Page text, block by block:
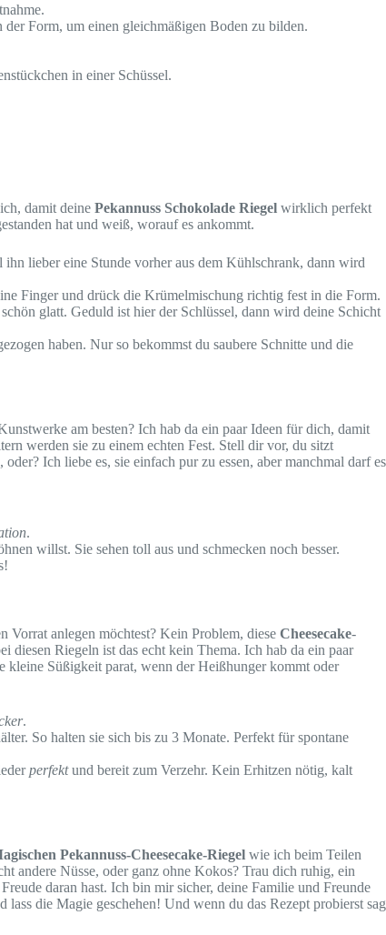
Form, um einen gleichmäßigen Boden zu bilden.
in einer Schüssel.
damit deine Pekannuss Schokolade Riegel wirklich perfekt
hat und weiß, worauf es ankommt.
ihn lieber eine Stunde vorher aus dem Kühlschrank, dann wird
Finger und drück die Krümelmischung richtig fest in die Form.
glatt. Geduld ist hier der Schlüssel, dann wird deine Schicht
haben. Nur so bekommst du saubere Schnitte und die
am besten? Ich hab da ein paar Ideen für dich, damit
werden sie zu einem echten Fest. Stell dir vor, du sitzt
Ich liebe es, sie einfach pur zu essen, aber manchmal darf es
.
willst. Sie sehen toll aus und schmecken noch besser.
Vorrat anlegen möchtest? Kein Problem, diese Cheesecake-
diesen Riegeln ist das echt kein Thema. Ich hab da ein paar
kleine Süßigkeit parat, wenn der Heißhunger kommt oder
.
So halten sie sich bis zu 3 Monate. Perfekt für spontane
perfektund bereit zum Verzehr. Kein Erhitzen nötig, kalt
Pekannuss-Cheesecake-Riegel wie ich beim Teilen
andere Nüsse, oder ganz ohne Kokos? Trau dich ruhig, ein
daran hast. Ich bin mir sicher, deine Familie und Freunde
die Magie geschehen! Und wenn du das Rezept probierst sag